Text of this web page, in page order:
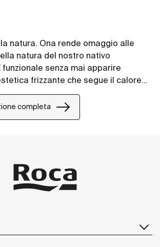
natura. Ona rende omaggio alle
natura del nostro nativo
funzionale senza mai apparire
frizzante che segue il calore
naturale, fatta per coloro che
di paesaggi silenziosi.
completa